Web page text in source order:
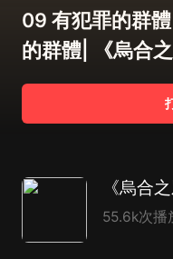
09 有犯罪的群
的群體| 《烏合
群體思維（四）
55.6k次播